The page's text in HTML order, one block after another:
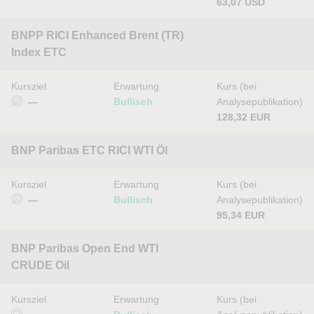
BNPP RICI Enhanced Brent (TR)
Index ETC
Kursziel
—
Erwartung
Bullisch
Kurs (bei
Analysepublikation)
128,32 EUR
BNP Paribas ETC RICI WTI Öl
Kursziel
—
Erwartung
Bullisch
Kurs (bei
Analysepublikation)
95,34 EUR
BNP Paribas Open End WTI
CRUDE Oil
Kursziel
Erwartung
Kurs (bei